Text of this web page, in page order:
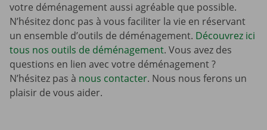
votre déménagement aussi agréable que possible.
N’hésitez donc pas à vous faciliter la vie en réservant
un ensemble d’outils de déménagement. Découvrez ici
tous nos outils de déménagement. Vous avez des
questions en lien avec votre déménagement ?
N’hésitez pas à nous contacter. Nous nous ferons un
plaisir de vous aider.